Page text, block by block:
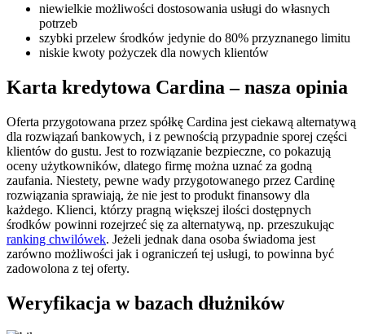
niewielkie możliwości dostosowania usługi do własnych
potrzeb
szybki przelew środków jedynie do 80% przyznanego limitu
niskie kwoty pożyczek dla nowych klientów
Karta kredytowa Cardina – nasza opinia
Oferta przygotowana przez spółkę Cardina jest ciekawą alternatywą
dla rozwiązań bankowych, i z pewnością przypadnie sporej części
klientów do gustu. Jest to rozwiązanie bezpieczne, co pokazują
oceny użytkowników, dlatego firmę można uznać za godną
zaufania. Niestety, pewne wady przygotowanego przez Cardinę
rozwiązania sprawiają, że nie jest to produkt finansowy dla
każdego. Klienci, którzy pragną większej ilości dostępnych
środków powinni rozejrzeć się za alternatywą, np. przeszukując
ranking chwilówek. Jeżeli jednak dana osoba świadoma jest
zarówno możliwości jak i ograniczeń tej usługi, to powinna być
zadowolona z tej oferty.
Weryfikacja w bazach dłużników